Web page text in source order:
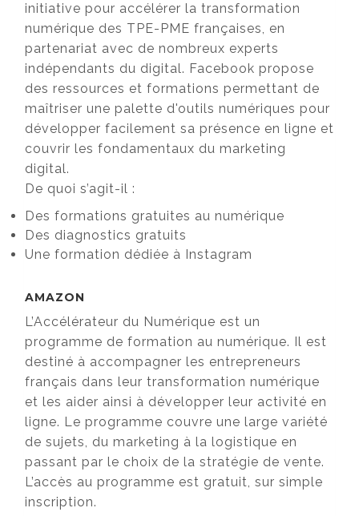
initiative pour accélérer la transformation
numérique des TPE-PME françaises, en
partenariat avec de nombreux experts
indépendants du digital. Facebook propose
des ressources et formations permettant de
maîtriser une palette d'outils numériques pour
développer facilement sa présence en ligne et
couvrir les fondamentaux du marketing
digital.
De quoi s’agit-il :
Des formations gratuites au numérique
Des diagnostics gratuits
Une formation dédiée à Instagram
AMAZON
L’Accélérateur du Numérique est un
programme de formation au numérique. Il est
destiné à accompagner les entrepreneurs
français dans leur transformation numérique
et les aider ainsi à développer leur activité en
ligne. Le programme couvre une large variété
de sujets, du marketing à la logistique en
passant par le choix de la stratégie de vente.
L’accès au programme est gratuit, sur simple
inscription.